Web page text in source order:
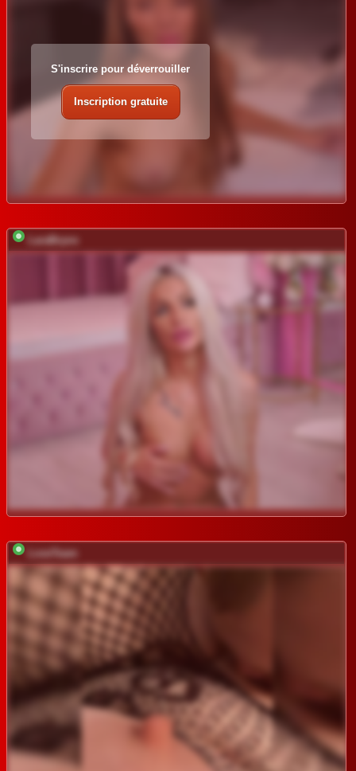
S'inscrire pour déverrouiller
Inscription gratuite
LaraBrynn
LoveTeam